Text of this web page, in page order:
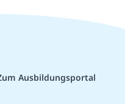
Ausbildungsportal